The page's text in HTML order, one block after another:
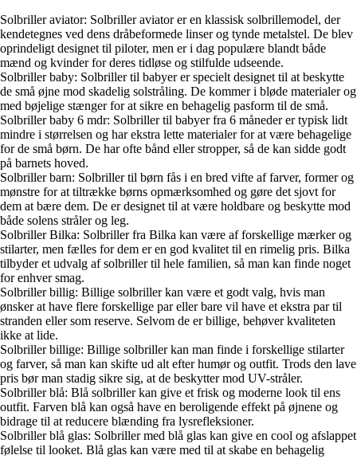
Solbriller aviator: Solbriller aviator er en klassisk solbrillemodel, der
kendetegnes ved dens dråbeformede linser og tynde metalstel. De blev
oprindeligt designet til piloter, men er i dag populære blandt både
mænd og kvinder for deres tidløse og stilfulde udseende.
Solbriller baby: Solbriller til babyer er specielt designet til at beskytte
de små øjne mod skadelig solstråling. De kommer i bløde materialer og
med bøjelige stænger for at sikre en behagelig pasform til de små.
Solbriller baby 6 mdr: Solbriller til babyer fra 6 måneder er typisk lidt
mindre i størrelsen og har ekstra lette materialer for at være behagelige
for de små børn. De har ofte bånd eller stropper, så de kan sidde godt
på barnets hoved.
Solbriller barn: Solbriller til børn fås i en bred vifte af farver, former og
mønstre for at tiltrække børns opmærksomhed og gøre det sjovt for
dem at bære dem. De er designet til at være holdbare og beskytte mod
både solens stråler og leg.
Solbriller Bilka: Solbriller fra Bilka kan være af forskellige mærker og
stilarter, men fælles for dem er en god kvalitet til en rimelig pris. Bilka
tilbyder et udvalg af solbriller til hele familien, så man kan finde noget
for enhver smag.
Solbriller billig: Billige solbriller kan være et godt valg, hvis man
ønsker at have flere forskellige par eller bare vil have et ekstra par til
stranden eller som reserve. Selvom de er billige, behøver kvaliteten
ikke at lide.
Solbriller billige: Billige solbriller kan man finde i forskellige stilarter
og farver, så man kan skifte ud alt efter humør og outfit. Trods den lave
pris bør man stadig sikre sig, at de beskytter mod UV-stråler.
Solbriller blå: Blå solbriller kan give et frisk og moderne look til ens
outfit. Farven blå kan også have en beroligende effekt på øjnene og
bidrage til at reducere blænding fra lysrefleksioner.
Solbriller blå glas: Solbriller med blå glas kan give en cool og afslappet
følelse til looket. Blå glas kan være med til at skabe en behagelig